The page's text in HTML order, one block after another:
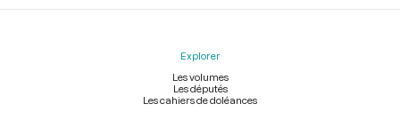
Explorer
Les volumes
Les députés
Les cahiers de doléances